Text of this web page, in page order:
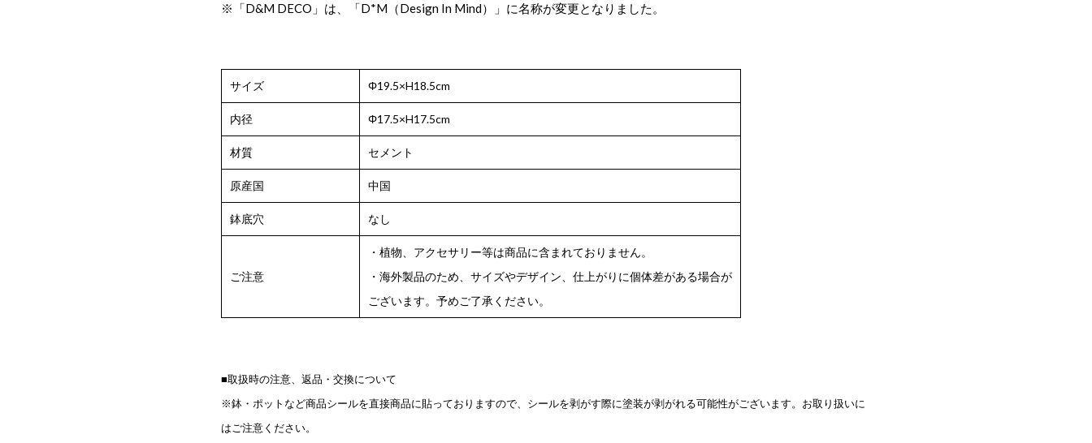
※「D&M DECO」は、「D*M（Design In Mind）」に名称が変更となりました。
サイズ Φ19.5×H18.5cm
内径 Φ17.5×H17.5cm
材質 セメント
原産国 中国
鉢底穴 なし
ご注意
・植物、アクセサリー等は商品に含まれておりません。
・海外製品のため、サイズやデザイン、仕上がりに個体差がある場合が
ございます。予めご了承ください。
■取扱時の注意、返品・交換について
※鉢・ポットなど商品シールを直接商品に貼っておりますので、シールを剥がす際に塗装が剥がれる可能性がございます。お取り扱いに
はご注意ください。